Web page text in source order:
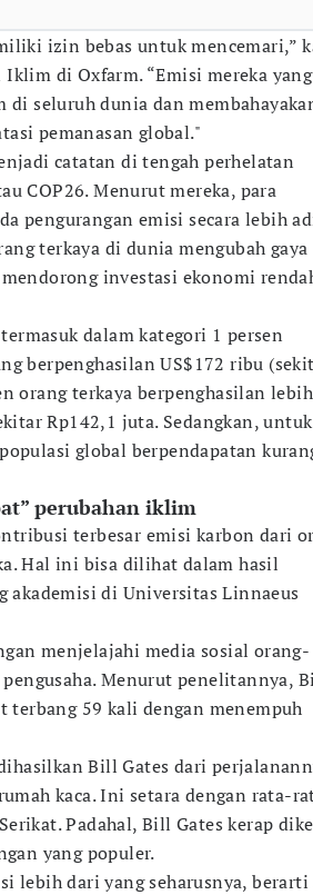
izin bebas untuk mencemari,”
di Oxfarm. “Emisi mereka yang
di seluruh dunia dan
pemanasan global."
catatan di tengah perhelatan
COP26. Menurut mereka, para
pengurangan emisi secara lebih
terkaya di dunia mengubah gaya
investasi ekonomi
dalam kategori 1 persen
berpenghasilan US$172 ribu
orang terkaya berpenghasilan lebih
Rp142,1 juta. Sedangkan, untuk
global berpendapatan
perubahan iklim
terbesar emisi karbon dari
Hal ini bisa dilihat dalam hasil
akademisi di Universitas Linnaeus
menjelajahi media sosial orang-
Menurut penelitannya,
terbang 59 kali dengan menempuh
Bill Gates dari
kaca. Ini setara dengan rata-
Padahal, Bill Gates kerap
yang populer.
lebih dari yang seharusnya, berarti